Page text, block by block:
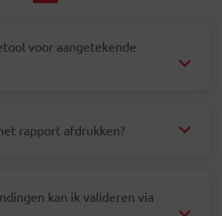
voor aangetekende
rapport afdrukken?
kan ik valideren via